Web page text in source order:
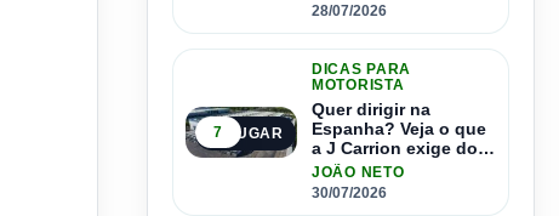
28/07/2026
5º LUGAR
7
DICAS PARA
MOTORISTA
Quer dirigir na
Espanha? Veja o que
a J Carrion exige dos
brasileiros
JOÃO NETO
30/07/2026